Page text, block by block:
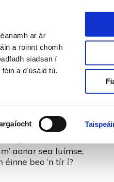
ar ár
a roinnt chomh
siadsan í
a d'úsáid tú.
Riada 2017
Chraobhaigh
cad é an taobh ar
aonar sea luímse,
beo ‘n tír í?